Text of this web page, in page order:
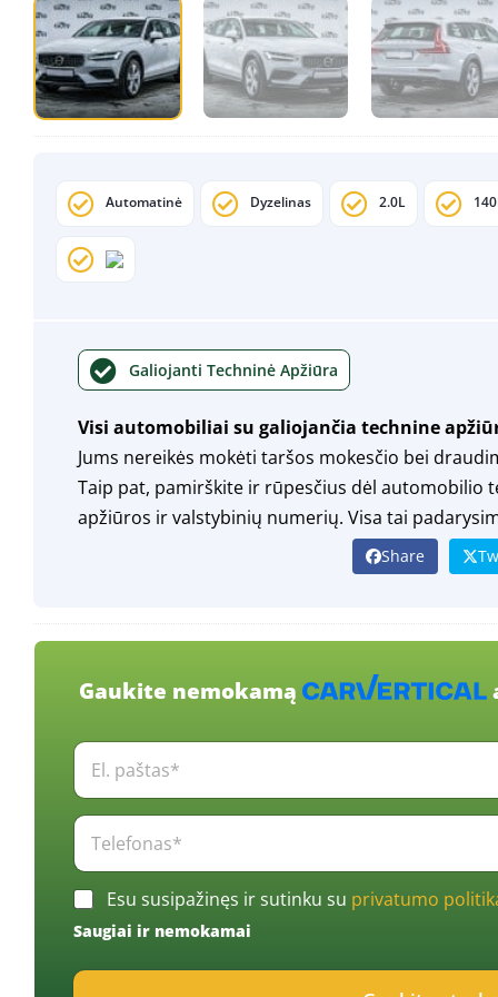
Automatinė Dyzelinas 2.0L
Galiojanti Techninė Apžiūra
Visi automobiliai su galiojančia technine
Jums nereikės mokėti taršos mokesčio bei
Taip pat, pamirškite ir rūpesčius dėl automobilio
apžiūros ir valstybinių numerių. Visa tai
Share
Gaukite nemokamą
E
.
p
š
t
a
*
T
l
e
f
o
a
C
e
k
Esu susipažinęs ir sutinku su privatumo
Saugiai ir nemokamai